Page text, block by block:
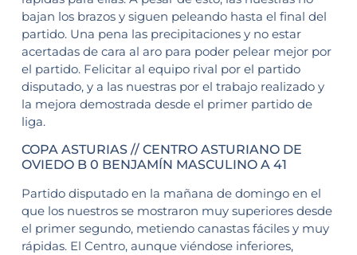
bajan los brazos y siguen peleando hasta el final del
partido. Una pena las precipitaciones y no estar
acertadas de cara al aro para poder pelear mejor por
el partido. Felicitar al equipo rival por el partido
disputado, y a las nuestras por el trabajo realizado y
la mejora demostrada desde el primer partido de
liga.
COPA ASTURIAS // CENTRO ASTURIANO DE
OVIEDO B 0 BENJAMÍN MASCULINO A 41
Partido disputado en la mañana de domingo en el
que los nuestros se mostraron muy superiores desde
el primer segundo, metiendo canastas fáciles y muy
rápidas. El Centro, aunque viéndose inferiores,